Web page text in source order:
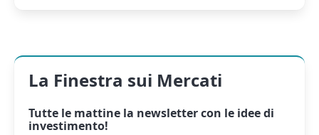
La Finestra sui Mercati
Tutte le mattine la newslettercon le idee di
investimento!